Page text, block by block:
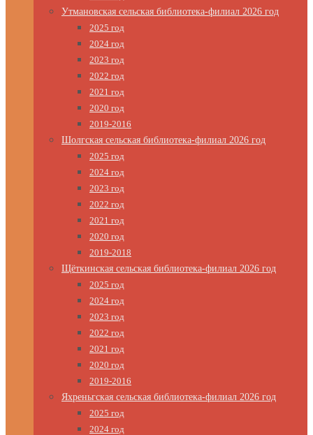
Утмановская сельская библиотека-филиал 2026 год
2025 год
2024 год
2023 год
2022 год
2021 год
2020 год
2019-2016
Шолгская сельская библиотека-филиал 2026 год
2025 год
2024 год
2023 год
2022 год
2021 год
2020 год
2019-2018
Щёткинская сельская библиотека-филиал 2026 год
2025 год
2024 год
2023 год
2022 год
2021 год
2020 год
2019-2016
Яхреньгская сельская библиотека-филиал 2026 год
2025 год
2024 год